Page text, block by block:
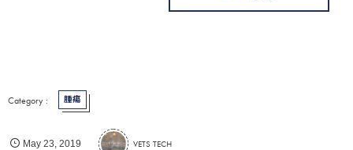
腫瘍
May 23 ,2019 VETS TECH